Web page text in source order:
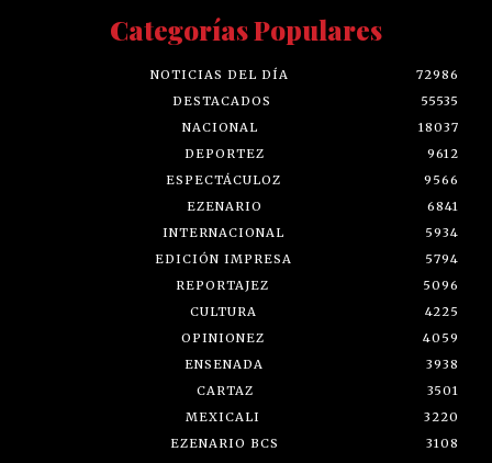
Categorías Populares
NOTICIAS DEL DÍA
72986
DESTACADOS
55535
NACIONAL
18037
DEPORTEZ
9612
ESPECTÁCULOZ
9566
EZENARIO
6841
INTERNACIONAL
5934
EDICIÓN IMPRESA
5794
REPORTAJEZ
5096
CULTURA
4225
OPINIONEZ
4059
ENSENADA
3938
CARTAZ
3501
MEXICALI
3220
EZENARIO BCS
3108